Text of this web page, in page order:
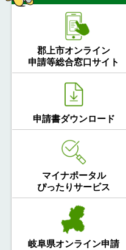
郡上市オンライン
申請等総合窓口サイト
申請書ダウンロード
マイナポータル
ぴったりサービス
岐阜県オンライン申請